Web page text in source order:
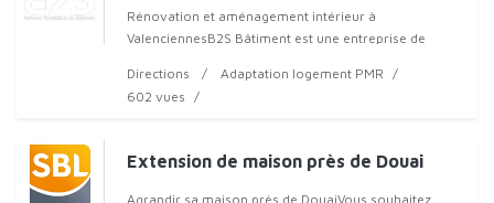
Rénovation et aménagement intérieur à
ValenciennesB2S Bâtiment est une entreprise de
et en adaptation de loge
Directions
Adaptation logement PMR
602 vues
Extension de maison près de Douai
Agrandir sa maison près de DouaiVous souhaitez